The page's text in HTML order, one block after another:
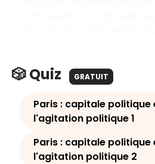
🎲 Quiz GRATUIT
Paris : capitale
l'agitation politique 1
Paris : capitale
l'agitation politique 2